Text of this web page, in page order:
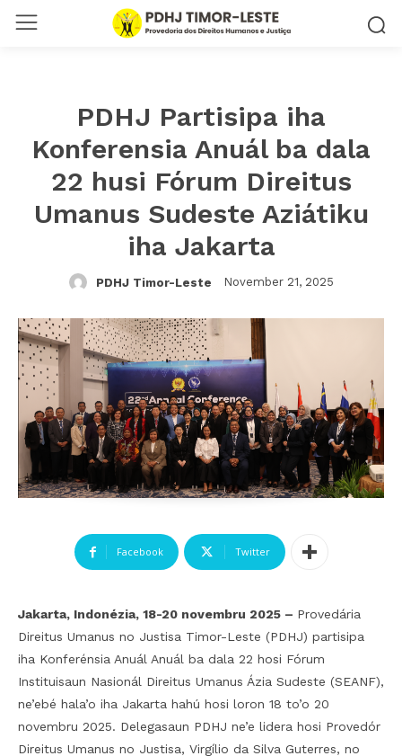
PDHJ Partisipa iha
Konferensia Anuál ba dala
22 husi Fórum Direitus
Umanus Sudeste Aziátiku
iha Jakarta
PDHJ Timor-Leste November 21, 2025
Facebook Twitter
Jakarta, Indonézia, 18-20 novembru 2025 – Provedária
Direitus Umanus no Justisa Timor-Leste (PDHJ) partisipa
iha Konferénsia Anuál Anuál ba dala 22 hosi Fórum
Instituisaun Nasionál Direitus Umanus Ázia Sudeste (SEANF),
ne’ebé hala’o iha Jakarta hahú hosi loron 18 to’o 20
novembru 2025. Delegasaun PDHJ ne’e lidera hosi Provedór
Direitus Umanus no Justisa, Virgílio da Silva Guterres, no